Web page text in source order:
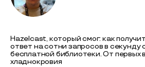
Hazelcast, который смог: как
ответ на сотни запросов в секунду
бесплатной библиотеки. От первых
хладнокровия